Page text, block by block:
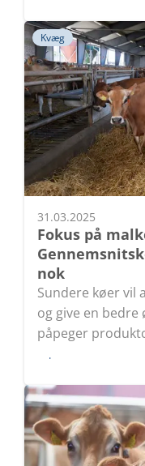
Kvæg
31.03.2025
Fokus på
nok
Sundere køer vil
og give en
påpeger
Læs